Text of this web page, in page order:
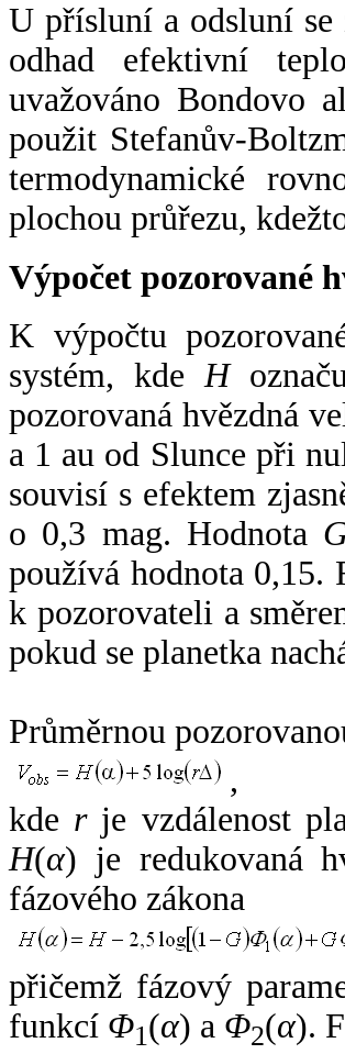
U přísluní a odsluní se
odhad efektivní
uvažováno Bondovo
použit Stefanův-
termodynamické
plochou průřezu,
Výpočet pozorované
K výpočtu
systém, kde H
pozorovaná hvězdná
a 1 au od Slunce při
souvisí s efektem
o 0,3 mag. Hodnota
používá hodnota 0,15.
k pozorovateli a
pokud se planetka
Průměrnou
,
kde rje vzdálenost
H(α) je redukovaná
fázového zákona
přičemž fázový
funkcí Φ1(α) a Φ2(α).